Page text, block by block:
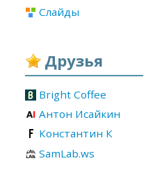
Слайды
Друзья
Bright Coffee
Антон Исайкин
Константин К
SamLab.ws